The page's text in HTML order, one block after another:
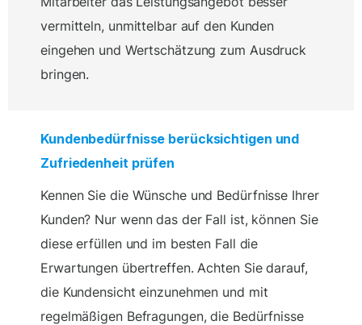
vermitteln, unmittelbar auf den Kunden
eingehen und Wertschätzung zum Ausdruck
bringen.
Kundenbedürfnisse berücksichtigen und
Zufriedenheit prüfen
Kennen Sie die Wünsche und Bedürfnisse Ihrer
Kunden? Nur wenn das der Fall ist, können Sie
diese erfüllen und im besten Fall die
Erwartungen übertreffen. Achten Sie darauf,
die Kundensicht einzunehmen und mit
regelmäßigen Befragungen, die Bedürfnisse